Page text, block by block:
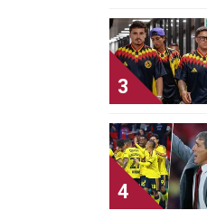
3
4